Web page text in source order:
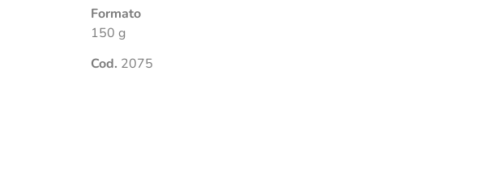
Formato
150 g
Cod. 2075